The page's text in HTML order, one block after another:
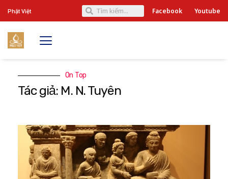
Phật Việt Facebook Youtube
On Top
Tác giả: M. N. Tuyên